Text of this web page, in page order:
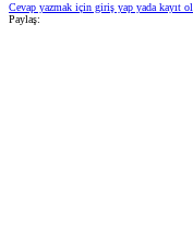
Cevap yazmak için giriş yap yada kayıt ol.
Paylaş: